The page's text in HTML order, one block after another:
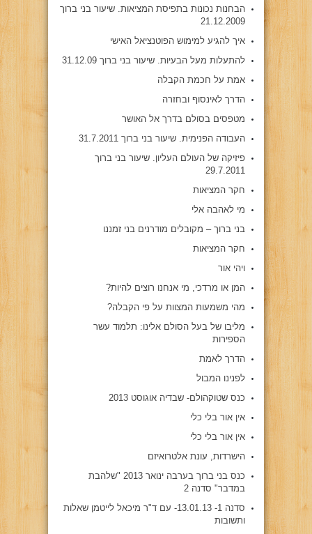
הבחנות נכונות בתפיסת המציאות. שיעור בני ברוך
21.12.2009
איך להגיע למימוש הפוטנציאל האישי
להתעלות מעל הבעיות. שיעור בני ברוך 31.12.09
אמת על חכמת הקבלה
הדרך לאינסוף ובחזרה
מטפסים בסולם בדרך אל האושר
העבודה הפנימית. שיעור בני ברוך 31.7.2011
פיזיקה של העולם העליון. שיעור בני ברוך
29.7.2011
חקר המציאות
מי לאהבה אלי
בני ברוך – מקובלים מודרנים בני זמננו
חקר המציאות
ויהי אור
המן או מרדכי, מי אנחנו רוצים להיות?
מהי משמעות המצוות על פי הקבלה?
מליבו של בעל הסולם אלינו: תלמוד עשר
הספירות
הדרך לאמת
לפנינו המבול
כנס שטוקהולם- שבדיה אוגוסט 2013
אין אור בלי כלי
אין אור בלי כלי
הישרדות, עונת אלטרואיזם
כנס בני ברוך בערבה ינואר 2013 "שלהבת
במדבר" סדנה 2
סדנה 1- 13.01.13- עם ד"ר מיכאל לייטמן שאלות
ותשובות